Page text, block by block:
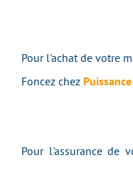
Pour l'achat de votre
Foncez chez
Pour l'assurance de